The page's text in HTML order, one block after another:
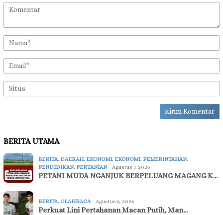
BERITA UTAMA
BERITA, DAERAH, EKONOMI, EKONOMI, PEMERINTAHAN,
PENDIDIKAN, PERTANIAN Agustus 7, 2026
PETANI MUDA NGANJUK BERPELUANG MAGANG K…
BERITA, OLAHRAGA Agustus 6, 2026
Perkuat Lini Pertahanan Macan Putih, Man…